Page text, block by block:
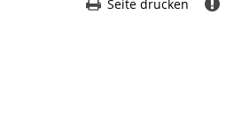
Seite drucken